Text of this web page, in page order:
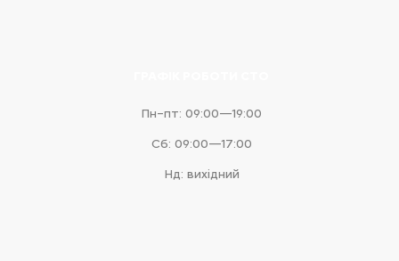
Пн–пт: 09:00—19:00
Сб: 09:00—17:00
Нд: вихідний